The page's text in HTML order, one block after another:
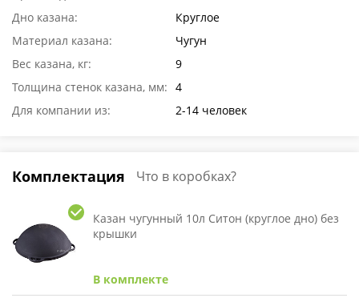
Дно казана:
Круглое
Материал казана:
Чугун
Вес казана, кг:
9
Толщина стенок казана, мм: 4
Для компании из:
2-14 человек
Комплектация Что в коробках?
Казан чугунный 10л Ситон (круглое дно) без
крышки
В комплекте